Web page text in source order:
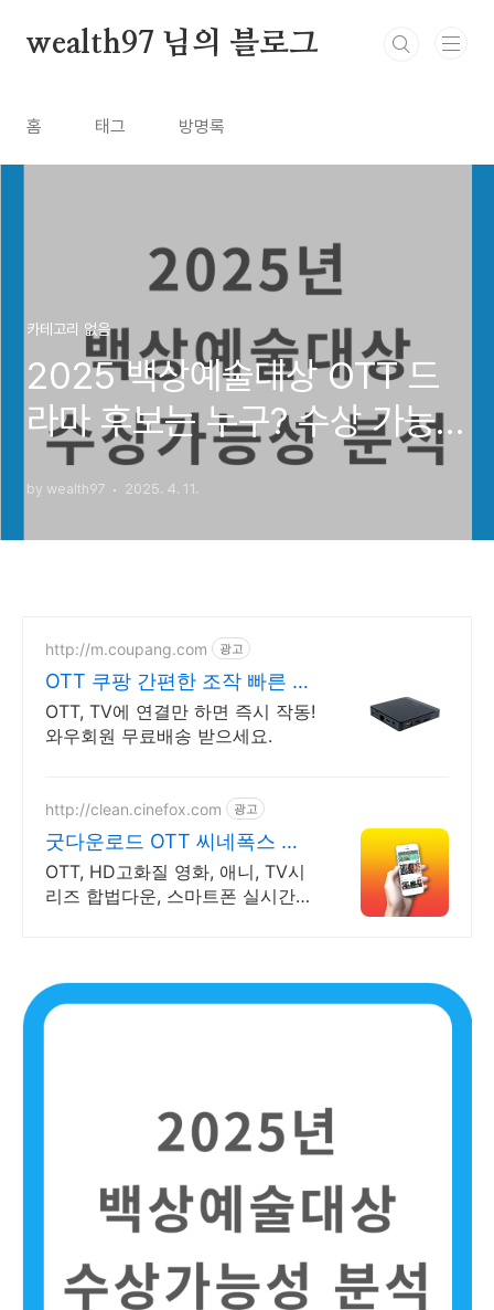
wealth97 님의 블로그
홈 태그 방명록
카테고리 없음
2025 백상예술대상 OTT 드
라마 후보는 누구? 수상 가능성
분석
by wealth97 2025. 4. 11.
http://m.coupang.com 광고
OTT 쿠팡 간편한 조작 빠른 반
응
OTT, TV에 연결만 하면 즉시 작동!
와우회원 무료배송 받으세요.
http://clean.cinefox.com 광고
굿다운로드 OTT 씨네폭스 최
대3만원+10%추가적립
OTT, HD고화질 영화, 애니, TV시
리즈 합법다운, 스마트폰 실시간감